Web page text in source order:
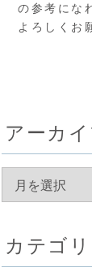
の参考にな
よろしくお
アーカ
カテゴ